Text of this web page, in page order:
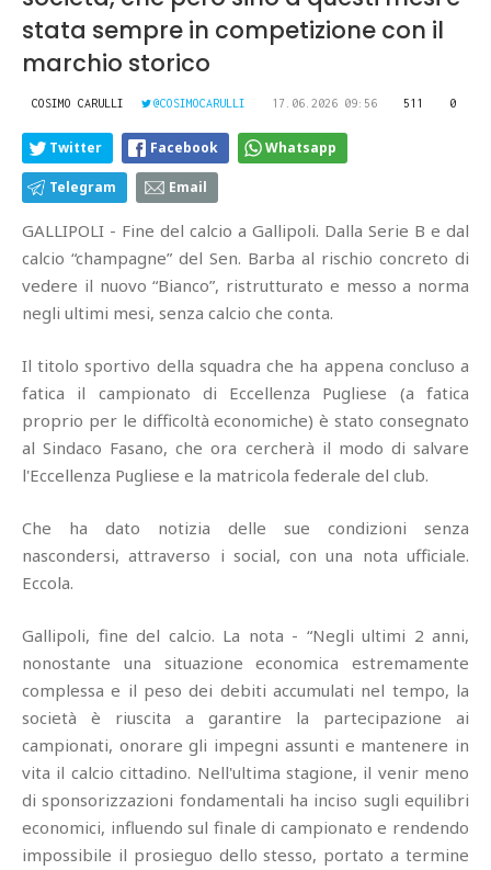
stata sempre in competizione con il
marchio storico
COSIMO CARULLI @COSIMOCARULLI 17.06.2026 09:56 511 0
Twitter Facebook Whatsapp
Telegram Email
GALLIPOLI - Fine del calcio a Gallipoli. Dalla Serie B e dal
calcio “champagne” del Sen. Barba al rischio concreto di
vedere il nuovo “Bianco”, ristrutturato e messo a norma
negli ultimi mesi, senza calcio che conta.
Il titolo sportivo della squadra che ha appena concluso a
fatica il campionato di Eccellenza Pugliese (a fatica
proprio per le difficoltà economiche) è stato consegnato
al Sindaco Fasano, che ora cercherà il modo di salvare
l'Eccellenza Pugliese e la matricola federale del club.
Che ha dato notizia delle sue condizioni senza
nascondersi, attraverso i social, con una nota ufficiale.
Eccola.
Gallipoli, fine del calcio. La nota - “Negli ultimi 2 anni,
nonostante una situazione economica estremamente
complessa e il peso dei debiti accumulati nel tempo, la
società è riuscita a garantire la partecipazione ai
campionati, onorare gli impegni assunti e mantenere in
vita il calcio cittadino. Nell'ultima stagione, il venir meno
di sponsorizzazioni fondamentali ha inciso sugli equilibri
economici, influendo sul finale di campionato e rendendo
impossibile il prosieguo dello stesso, portato a termine